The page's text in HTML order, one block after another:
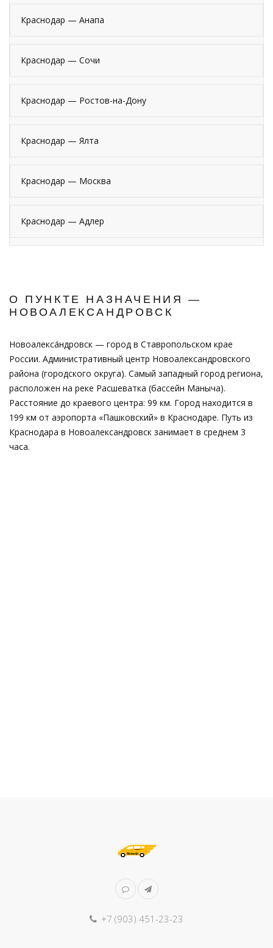
Краснодар — Анапа
Краснодар — Сочи
Краснодар — Ростов-на-Дону
Краснодар — Ялта
Краснодар — Москва
Краснодар — Адлер
О ПУНКТЕ НАЗНАЧЕНИЯ —
НОВОАЛЕКСАНДРОВСК
Новоалекса́ндровск — город в Ставропольском крае
России. Административный центр Новоалександровского
района (городского округа). Самый западный город региона,
расположен на реке Расшеватка (бассейн Маныча).
Расстояние до краевого центра: 99 км. Город находится в
199 км от аэропорта «Пашковский» в Краснодаре. Путь из
Краснодара в Новоалександровск занимает в среднем 3
часа.
+7 (903) 451-23-23